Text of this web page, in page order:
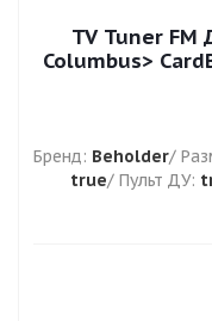
TV Tuner FM
Columbus> CardBus
Бренд: Beholder/
true/ Пульт ДУ: